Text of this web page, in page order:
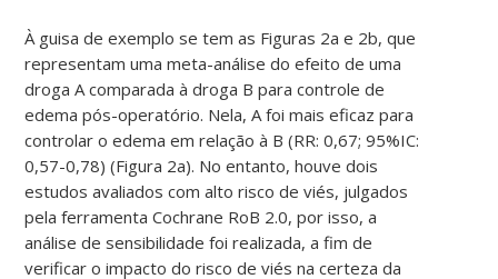
À guisa de exemplo se tem as Figuras 2a e 2b, que
representam uma meta-análise do efeito de uma
droga A comparada à droga B para controle de
edema pós-operatório. Nela, A foi mais eficaz para
controlar o edema em relação à B (RR: 0,67; 95%IC:
0,57-0,78) (Figura 2a). No entanto, houve dois
estudos avaliados com alto risco de viés, julgados
pela ferramenta Cochrane RoB 2.0, por isso, a
análise de sensibilidade foi realizada, a fim de
verificar o impacto do risco de viés na certeza da